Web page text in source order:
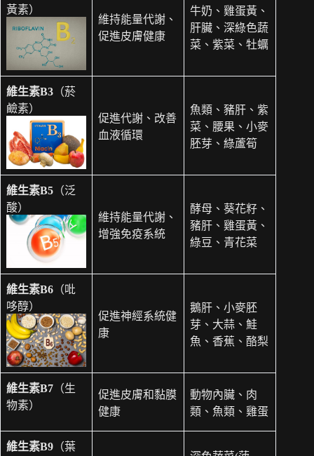
黃素）
維持能量代謝、
促進皮膚健康
牛奶、雞蛋黃、
肝臟、深綠色蔬
菜、紫菜、牡蠣
維生素B3 （菸
鹼素）
促進代謝、改善
血液循環
魚類、豬肝、紫
菜、腰果、小麥
胚芽、綠蘆筍
維生素B5 （泛
酸）
維持能量代謝、
增強免疫系統
酵母、葵花籽、
豬肝、雞蛋黃、
綠豆、青花菜
維生素B6 （吡
哆醇）
促進神經系統健
康
鵝肝、小麥胚
芽、大蒜、鮭
魚、香蕉、酪梨
維生素B7 （生
物素）
促進皮膚和黏膜
健康
動物內臟、肉
類、魚類、雞蛋
維生素B9 （葉